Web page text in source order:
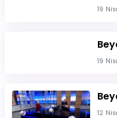
19
19
12